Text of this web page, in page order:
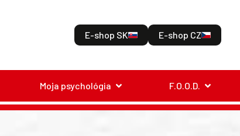
E-shop SK E-shop CZ
Moja psychológia F.O.O.D.